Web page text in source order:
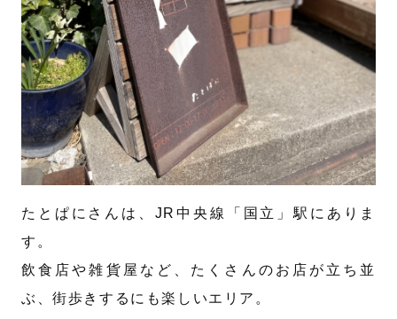
たとぱにさんは、JR中央線「国立」駅にありま
す。
飲食店や雑貨屋など、たくさんのお店が立ち並
ぶ、街歩きするにも楽しいエリア。